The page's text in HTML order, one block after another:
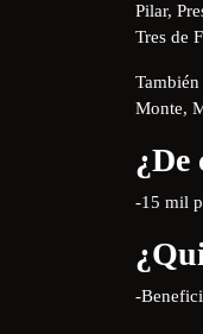
Pilar,
Tres de
Monte,
¿De
-15 mil
-